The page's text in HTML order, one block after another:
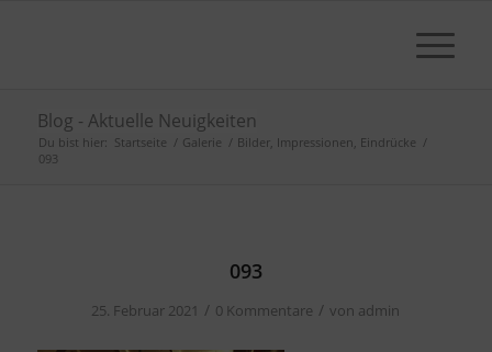
Blog - Aktuelle Neuigkeiten
Du bist hier: Startseite / Galerie / Bilder, Impressionen, Eindrücke /
093
093
25. Februar 2021 / 0 Kommentare / von admin